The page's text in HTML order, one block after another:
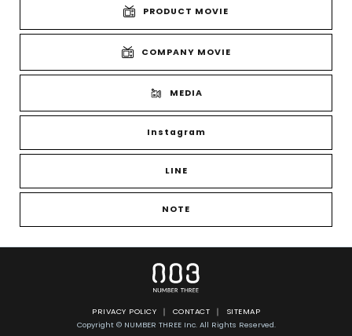
PRODUCT MOVIE
COMPANY MOVIE
MEDIA
Instagram
LINE
NOTE
PRIVACY POLICY CONTACT
SITEMAP
Copyright © NUMBER THREE Inc. All Rights Reserved.